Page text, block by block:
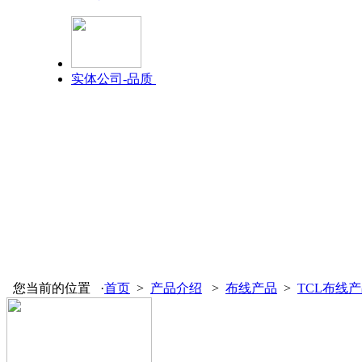
实体公司-品质
您当前的位置 ·首页 > 产品介绍 > 布线产品 > TCL布线